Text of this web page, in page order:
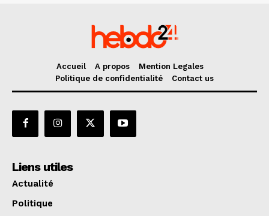
Accueil A propos
Mention Legales
Politique de confidentialité
Contact us
Liens utiles
Actualité
Politique